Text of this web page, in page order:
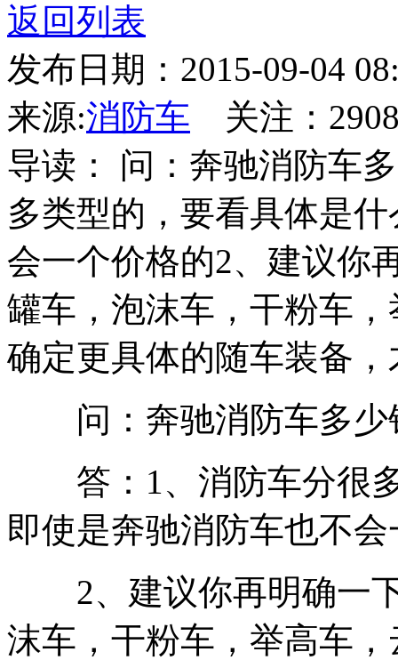
返回列表
发布日期：2015-09-04
来源:消防车 关注：
导读： 问：奔驰消防车
多类型的，要看具体是
会一个价格的2、建议你
罐车，泡沫车，干粉车
确定更具体的随车装备
问：奔驰消防车多少
答：1、消防车分很多
即使是奔驰消防车也不
2、建议你再明确一下
沫车，干粉车，举高车